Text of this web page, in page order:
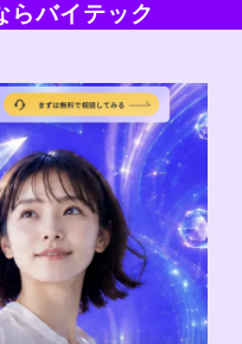
らバイテック